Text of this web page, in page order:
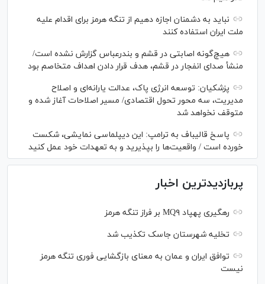
نباید به دشمنان اجازه دهیم از تنگه هرمز برای اقدام علیه
ملت ایران استفاده کنند
هیچ‌گونه اصابتی در قشم و بندرعباس گزارش نشده است/
منشأ صدای انفجار در قشم، هدف قرار دادن اهداف متخاصم بود
پزشکیان: توسعه انرژی پاک، عدالت یارانه‌ای و اصلاح
مدیریت، سه محور تحول اقتصادی/ مسیر اصلاحات آغاز شده و
متوقف نخواهد شد
پاسخ قالیباف به ترامپ: این دیپلماسی نمایشی، شکست
خورده است / واقعیت‌ها را بپذیرید و به تعهدات خود عمل کنید
پربازدیدترین اخبار
رهگیری پهپاد MQ۹ بر فراز تنگه هرمز
تخلیه شهرستان جاسک تکذیب شد
توافق ایران و عمان به معنای بازگشایی فوری تنگه هرمز
نیست